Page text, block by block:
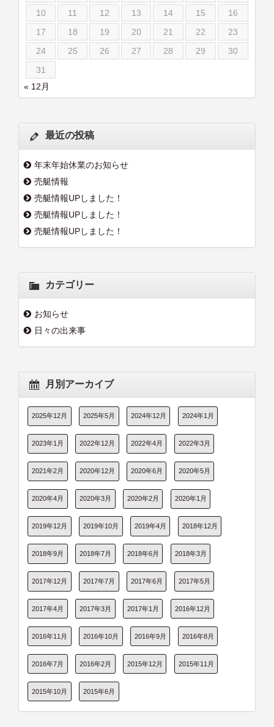
10
11 12 13 14 15
16
17
18 19 20 21 22
23
24
25 26 27 28 29
30
31
« 12月
最近の投稿
年末年始休業のお知らせ
売艇情報
売艇情報UPしました！
売艇情報UPしました！
売艇情報UPしました！
カテゴリー
お知らせ
日々の出来事
月別アーカイブ
2025年12月 2025年5月 2024年12月 2024年1月
2023年1月 2022年12月 2022年4月 2022年3月
2021年2月 2020年12月 2020年6月 2020年5月
2020年4月 2020年3月 2020年2月 2020年1月
2019年12月 2019年10月 2019年4月 2018年12月
2018年9月 2018年7月 2018年6月 2018年3月
2017年12月 2017年7月 2017年6月 2017年5月
2017年4月 2017年3月 2017年1月 2016年12月
2016年11月 2016年10月 2016年9月 2016年8月
2016年7月 2016年2月 2015年12月 2015年11月
2015年10月 2015年6月